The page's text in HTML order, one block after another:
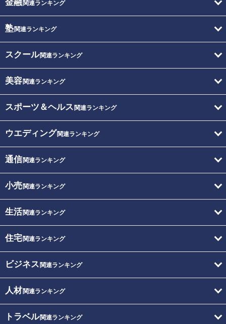
金融関連ランキング
塾関連ランキング
スクール関連ランキング
美容関連ランキング
スポーツ＆ヘルス 関連ランキング
ウエディング関連ランキング
通信関連ランキング
小売関連ランキング
生活関連ランキング
住宅関連ランキング
ビジネス 関連ランキング
人材関連ランキング
トラベル関連ランキング